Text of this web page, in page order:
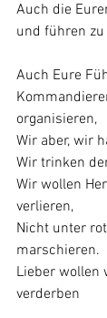
Auch die
und führen zu
Auch Eure
organisieren,
Wir aber, wir
Wir trinken
Wir wollen
verlieren,
Nicht unter
marschieren.
Lieber wollen
verderben